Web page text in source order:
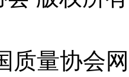
质量协会